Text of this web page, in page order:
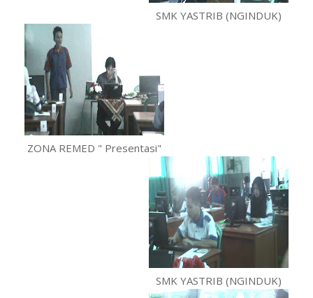
SMK YASTRIB (NGINDUK)
ZONA REMED " Presentasi"
SMK YASTRIB (NGINDUK)